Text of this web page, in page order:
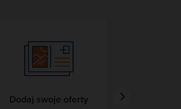
Dodaj swoje oferty